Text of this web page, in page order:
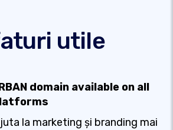
utile
domain available on all
la marketing și branding mai